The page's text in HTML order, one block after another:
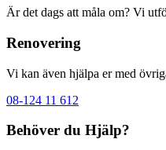
Är det dags att måla om? Vi
Renovering
Vi kan även hjälpa er med
08-124 11 612
Behöver du Hjälp?